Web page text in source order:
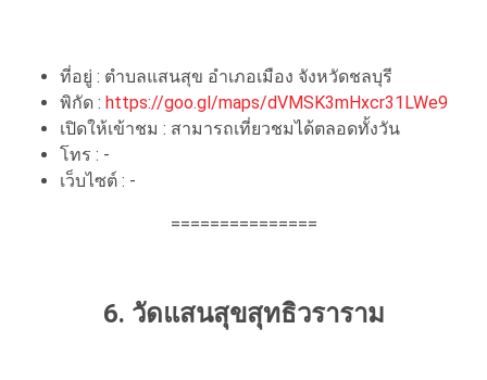
ที่อยู่ : ตำบลแสนสุข อำเภอเมือง จังหวัดชลบุรี
พิกัด : https://goo.gl/maps/dVMSK3mHxcr31LWe9
เปิดให้เข้าชม : สามารถเที่ยวชมได้ตลอดทั้งวัน
โทร : -
เว็บไซต์ : -
===============
6. วัดแสนสุขสุทธิวราราม